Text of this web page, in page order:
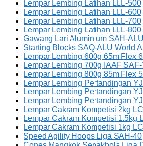
Lempar Lembing Latihan LLL-500
Lempar Lembing Latihan LLL-600
Lempar Lembing Latihan LLL-700
Lempar Lembing Latihan LLL-800
Gawang Lari Aluminium SAH-ALU
Starting Blocks SAQ-ALU World
Lempar Lembing 600g 65m Flex
Lempar Lembing 700g IAAF
Lempar Lembing 800g 85m Flex
Lempar Lembing Pertandingan
Lempar Lembing Pertandingan
Lempar Lembing Pertandingan
Lempar Cakram Kompetisi 2kg
Lempar Cakram Kompetisi 1.5kg
Lempar Cakram Kompetisi 1kg
Speed Agility Hoops Liga SAH-40